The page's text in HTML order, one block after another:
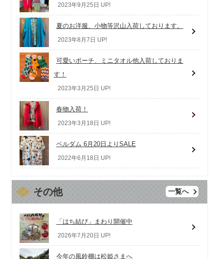
2023年9月25日 UP!
夏のお洋服、小物等沢山入荷しております。
2023年8月7日 UP!
可愛いポーチ、ミニタオル他入荷しておりま
す！
2023年3月25日 UP!
春物入荷！
2023年3月18日 UP!
ベルダム 6月20日よりSALE
2022年6月18日 UP!
その他 一覧へ
「はち結び」まわり開催中
2026年7月20日 UP!
今年の風鈴棚は松姫さまへ